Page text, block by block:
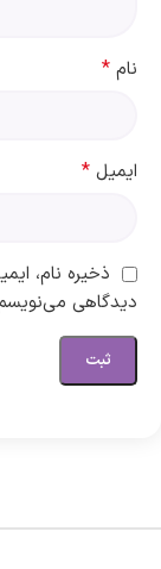
نام *
ایمیل *
ذخیره نام،
دیدگاهی